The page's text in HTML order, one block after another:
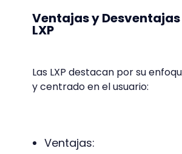
Ventajas y Desventajas
LXP
Las LXP destacan por su
y centrado en el usuario:
Ventajas: